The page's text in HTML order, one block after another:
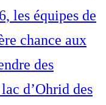
les équipes de
chance aux
des
d’Ohrid des